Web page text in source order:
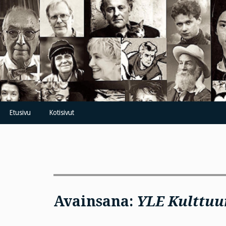
Skip
to
content
Etusivu Kotisivut
Avainsana: YLE